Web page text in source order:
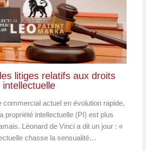
litiges relatifs aux droits
commercial actuel en évolution rapide,
propriété intellectuelle (PI) est plus
Léonard de Vinci a dit un jour : «
chasse la sensualité…